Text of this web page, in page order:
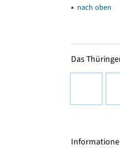
▴ nach oben
Das